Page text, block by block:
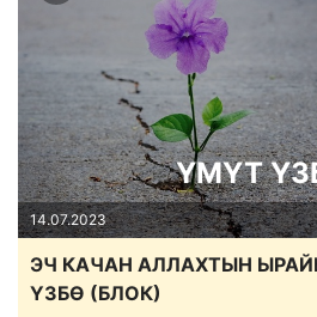
ҮМҮТ
14.07.2023
ЭЧ КАЧАН АЛЛАХТЫН
ҮЗБӨ (БЛОК)